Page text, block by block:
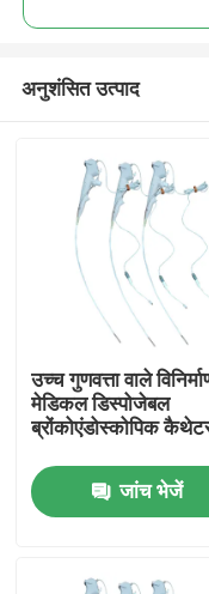
अनुशंसित उत्पाद
उच्च गुणवत्ता वाले
मेडिकल डिस्पोजेबल
ब्रोंकोएंडोस्कोपिक
जांच भेजें